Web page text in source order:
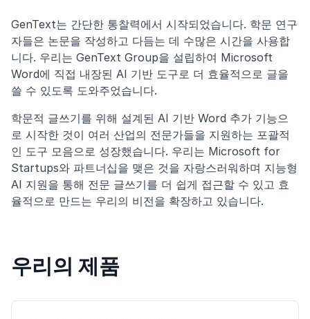
GenText는 간단한 통찰력에서 시작되었습니다. 학문 연구
자들은 논문을 작성하고 다듬는 데 수많은 시간을 사용합
니다. 우리는 GenText Group을 설립하여 Microsoft
Word에 직접 내장된 AI 기반 도구로 더 효율적으로 글을
쓸 수 있도록 도와주었습니다.
학문적 글쓰기를 위해 설계된 AI 기반 Word 추가 기능으
로 시작한 것이 여러 산업의 전문가들을 지원하는 포괄적
인 도구 모음으로 성장했습니다. 우리는 Microsoft for
Startups와 파트너십을 맺은 것을 자랑스러워하며 지능형
AI 지원을 통해 전문 글쓰기를 더 쉽게 접근할 수 있고 효
율적으로 만드는 우리의 비전을 확장하고 있습니다.
우리의 제품